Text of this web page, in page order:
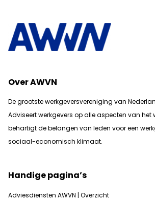
Over AWVN
De grootste werkgeversvereniging van
Adviseert werkgevers op alle aspecten van het
behartigt de belangen van leden voor een
sociaal-economisch klimaat.
Handige pagina’s
Adviesdiensten AWVN | Overzicht